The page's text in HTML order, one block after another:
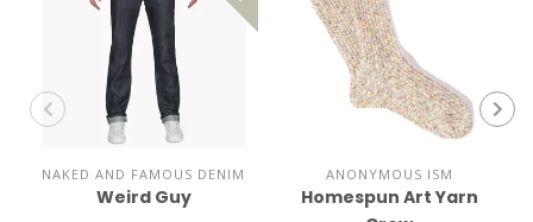
NAKED AND FAMOUS DENIM
Weird Guy
ANONYMOUS ISM
Homespun Art Yarn